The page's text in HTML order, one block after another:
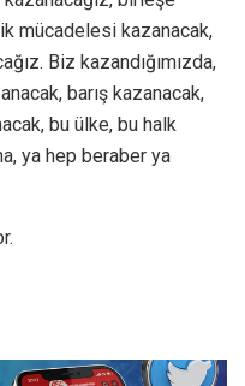
mücadelesi kazanacak,
Biz kazandığımızda,
barış kazanacak,
bu ülke, bu halk
ya hep beraber ya